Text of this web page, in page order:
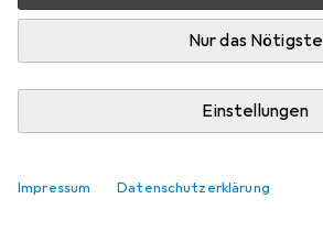
Nur das Nötigste
Einstellungen
Impressum Datenschutzerklärung
Beliebt Ravensburger